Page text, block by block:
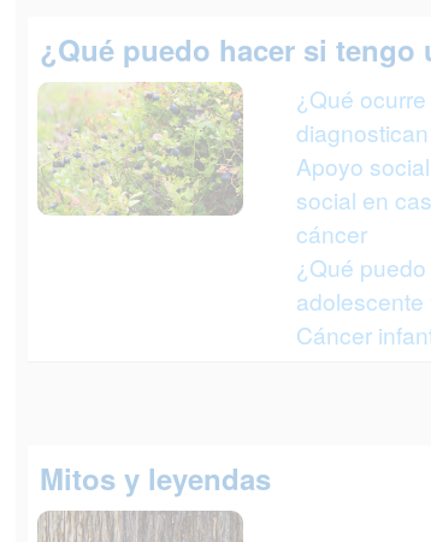
¿Qué puedo hacer si tengo
¿Qué
Apoyo
social en
cáncer
¿Qué
Cáncer
Mitos y leyendas